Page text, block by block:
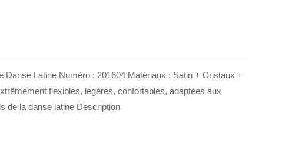
Danse Latine Numéro : 201604 Matériaux : Satin + Cristaux +
flexibles, légères, confortables, adaptées aux
de la danse latine Description